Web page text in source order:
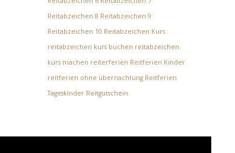
Reitabzeichen 8 Reitabzeichen 9
Reitabzeichen 10 Reitabzeichen Kurs
reitabzeichen kurs buchen reitabzeichen
kurs machen reiterferien Reitferien Kinder
reitferien ohne übernachtung Reitferien
Tageskinder Reitgutschein